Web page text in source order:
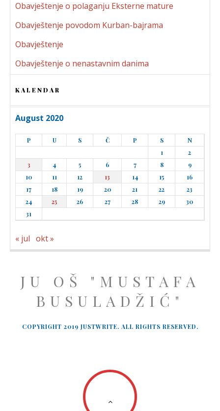
Obavještenje o polaganju Eksterne mature
Obavještenje povodom Kurban-bajrama
Obavještenje
Obavještenje o nenastavnim danima
KALENDAR
August 2020
P U S Č P S
N
1
2
3
4 5 6 7 8
9
10
11 12 13 14 15
16
17
18 19 20 21 22
23
24
25 26 27 28 29
30
31
« jul okt »
JU OŠ "MUSTAFA
BUSULADŽIĆ"
COPYRIGHT 2019 JUSTWRITE. ALL RIGHTS RESERVED.